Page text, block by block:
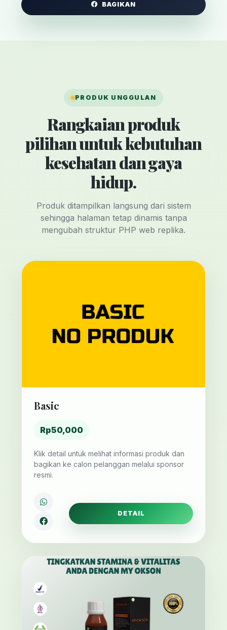
BAGIKAN
PRODUK UNGGULAN
Rangkaian produk
pilihan untuk kebutuhan
kesehatan dan gaya
hidup.
Produk ditampilkan langsung dari sistem
sehingga halaman tetap dinamis tanpa
mengubah struktur PHP web replika.
Basic
Rp50,000
Klik detail untuk melihat informasi produk dan
bagikan ke calon pelanggan melalui sponsor
resmi.
DETAIL